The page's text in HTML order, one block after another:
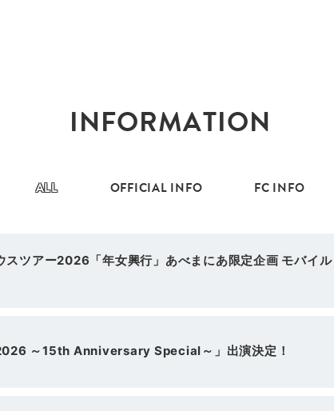
INFORMATION
ALL OFFICIAL INFO FC INFO
スツアー2026「年女興行」あべまにあ限定企画 モバイ
～15th Anniversary Special～」出演決定！